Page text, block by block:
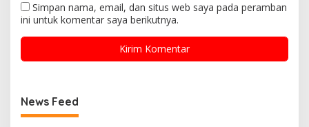
Simpan nama, email, dan situs web saya pada peramban
ini untuk komentar saya berikutnya.
News Feed